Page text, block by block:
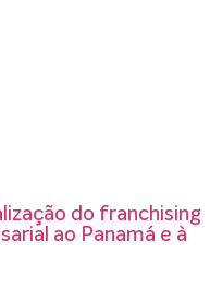
do franchising
ao Panamá e à